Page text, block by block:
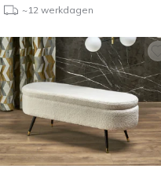
~12 werkdagen